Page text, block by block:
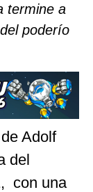
termine a
poderío
Adolf
del
con una